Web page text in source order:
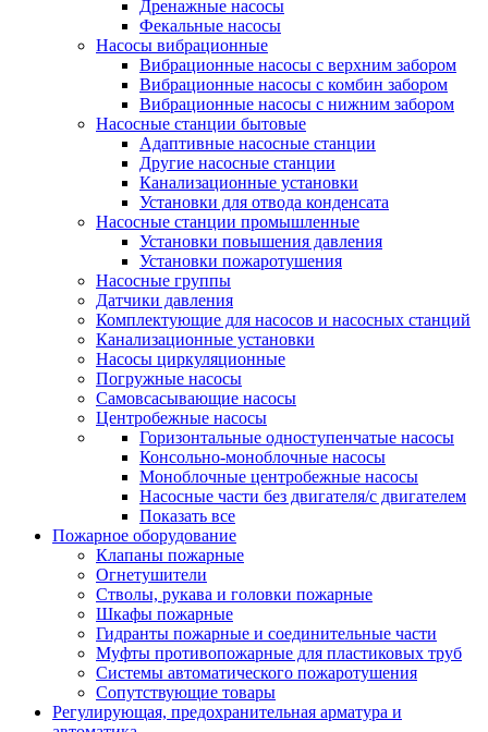
Дренажные насосы
Фекальные насосы
Насосы вибрационные
Вибрационные насосы с верхним забором
Вибрационные насосы с комбин забором
Вибрационные насосы с нижним забором
Насосные станции бытовые
Адаптивные насосные станции
Другие насосные станции
Канализационные установки
Установки для отвода конденсата
Насосные станции промышленные
Установки повышения давления
Установки пожаротушения
Насосные группы
Датчики давления
Комплектующие для насосов и насосных станций
Канализационные установки
Насосы циркуляционные
Погружные насосы
Самовсасывающие насосы
Центробежные насосы
Горизонтальные одноступенчатые насосы
Консольно-моноблочные насосы
Моноблочные центробежные насосы
Насосные части без двигателя/с двигателем
Показать все
Пожарное оборудование
Клапаны пожарные
Огнетушители
Стволы, рукава и головки пожарные
Шкафы пожарные
Гидранты пожарные и соединительные части
Муфты противопожарные для пластиковых труб
Системы автоматического пожаротушения
Сопутствующие товары
Регулирующая, предохранительная арматура и